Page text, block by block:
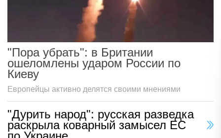
"Пора убрать": в Британии
ошеломлены ударом России по
Киеву
Европейцы активно делятся своими мнениями
"Дурить народ": русская разведка
раскрыла коварный замысел ЕС